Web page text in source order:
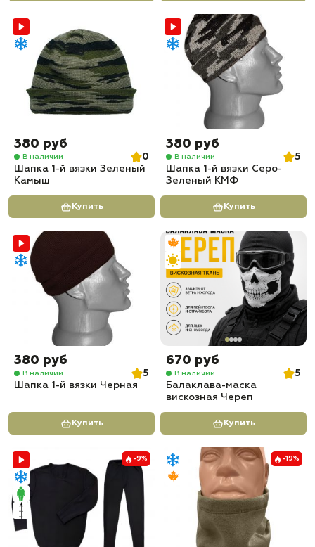
380 руб
В наличии
0
Шапка 1-й вязки Зеленый
Камыш
Купить
380 руб
В наличии
5
Шапка 1-й вязки Серо-
Зеленый КМФ
Купить
380 руб
В наличии
5
Шапка 1-й вязки Черная
Купить
670 руб
В наличии
5
Балаклава-маска
вискозная Череп
Купить
-9% -19%